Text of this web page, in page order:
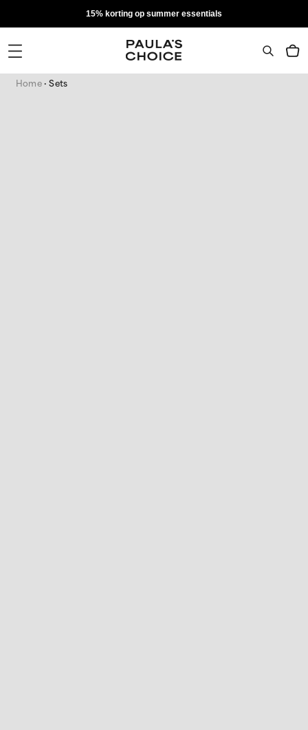
15% korting op summer essentials
Home Sets